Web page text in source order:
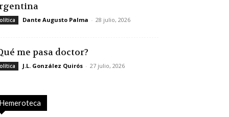
Dante Augusto Palma - 28 julio, 2026
me pasa doctor?
J.L. González Quirós - 27 julio, 2026
Hemeroteca